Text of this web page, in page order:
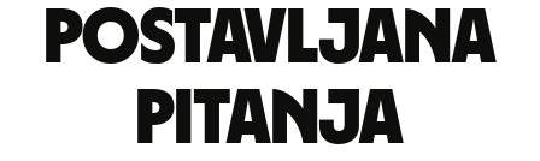
postavljana
pitanja